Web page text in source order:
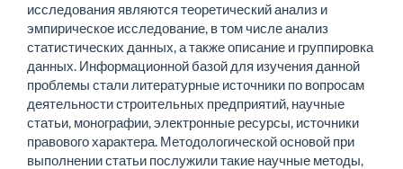
исследования являют­ся теоретический анализ и
эмпирическое исследование, в том числе анализ
статистических данных, а также описание и груп­пировка
данных. Информационной базой для изучения данной
проблемы стали литературные источники по вопросам
деятельности строительных предприятий, научные
статьи, монографии, электронные ресурсы, источники
правового характера. Мето­дологической основой при
выполнении статьи послужили та­кие научные методы,